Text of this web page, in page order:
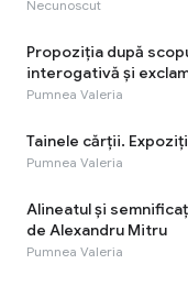
Necunoscut
Propoziția după
interogativă și
Pumnea Valeria
Tainele cărții.
Pumnea Valeria
Alineatul și
de Alexandru Mitru
Pumnea Valeria